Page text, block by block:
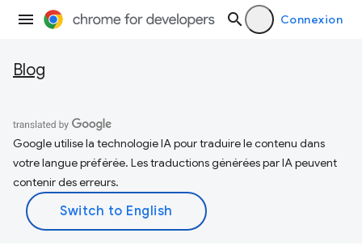
Connexion
Blog
Google utilise la technologie IA pour traduire le contenu dans
votre langue préférée. Les traductions générées par IA peuvent
contenir des erreurs.